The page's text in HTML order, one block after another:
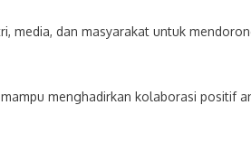
media, dan masyarakat untuk
menghadirkan kolaborasi positif